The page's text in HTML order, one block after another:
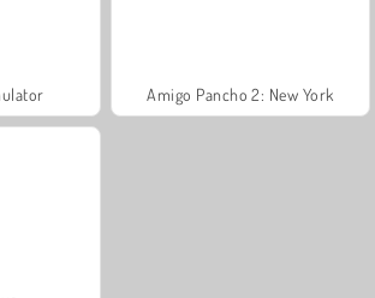
Amigo Pancho 2: New York